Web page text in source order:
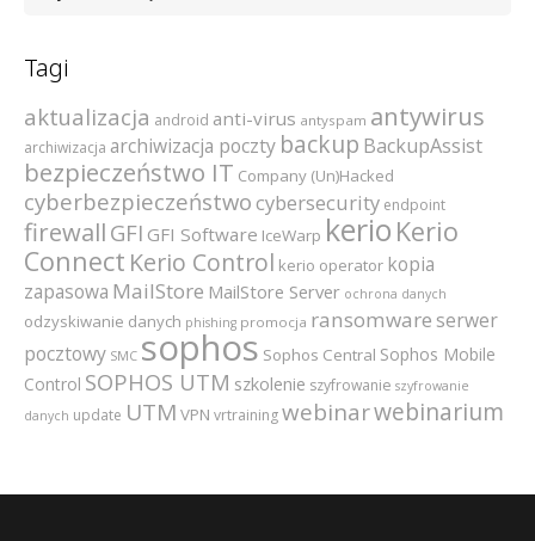
Tagi
aktualizacja android anti-virus antyspam antywirus
archiwizacja archiwizacja poczty backup BackupAssist
bezpieczeństwo IT Company (Un)Hacked
cyberbezpieczeństwocybersecurity endpoint
firewall GFI GFI Software IceWarp kerio Kerio
Connect Kerio Control kerio operator kopia
zapasowa MailStore MailStore Server ochrona danych
odzyskiwanie danych phishing promocja ransomware serwer
pocztowy SMC sophos Sophos Central Sophos Mobile
Control SOPHOS UTM szkolenie szyfrowanie szyfrowanie
danych update UTM VPN vrtrainingwebinarwebinarium